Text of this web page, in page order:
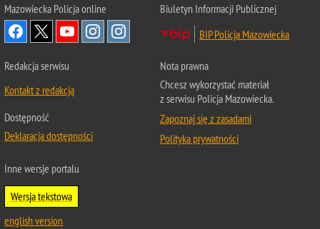
Mazowiecka Policja online
Biuletyn Informacji Publicznej
BIP Policja Mazowiecka
Redakcja serwisu
Kontakt z redakcją
Dostępność
Deklaracja dostępności
Nota prawna
Chcesz wykorzystać materiał
z serwisu Policja Mazowiecka.
Zapoznaj się z zasadami
Polityka prywatności
Inne wersje portalu
Wersja tekstowa
english version